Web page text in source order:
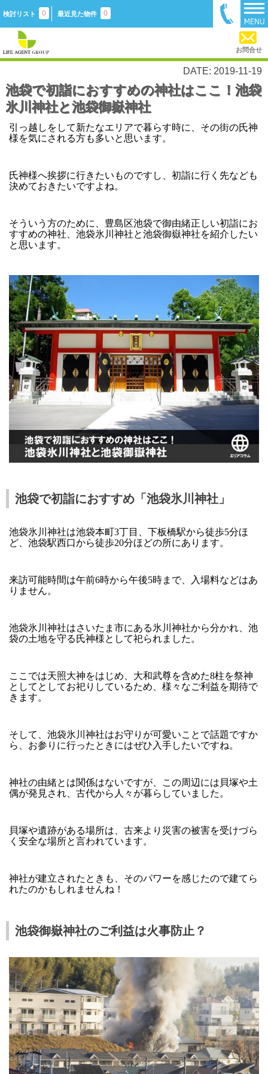
検討リスト 0 最近見た物件 0
お問合せ
DATE: 2019-11-19
池袋で初詣におすすめの神社はここ！池袋
氷川神社と池袋御嶽神社
引っ越しをして新たなエリアで暮らす時に、その街の氏神
様を気にされる方も多いと思います。
氏神様へ挨拶に行きたいものですし、初詣に行く先なども
決めておきたいですよね。
そういう方のために、豊島区池袋で御由緒正しい初詣にお
すすめの神社、池袋氷川神社と池袋御嶽神社を紹介したい
と思います。
池袋で初詣におすすめ「池袋氷川神社」
池袋氷川神社は池袋本町3丁目、下板橋駅から徒歩5分ほ
ど、池袋駅西口から徒歩20分ほどの所にあります。
来訪可能時間は午前6時から午後5時まで、入場料などはあ
りません。
池袋氷川神社はさいたま市にある氷川神社から分かれ、池
袋の土地を守る氏神様として祀られました。
ここでは天照大神をはじめ、大和武尊を含めた8柱を祭神
としてとしてお祀りしているため、様々なご利益を期待で
きます。
そして、池袋氷川神社はお守りが可愛いことで話題ですか
ら、お参りに行ったときにはぜひ入手したいですね。
神社の由緒とは関係はないですが、この周辺には貝塚や土
偶が発見され、古代から人々が暮らしていました。
貝塚や遺跡がある場所は、古来より災害の被害を受けづら
く安全な場所と言われています。
神社が建立されたときも、そのパワーを感じたので建てら
れたのかもしれませんね！
池袋御嶽神社のご利益は火事防止？